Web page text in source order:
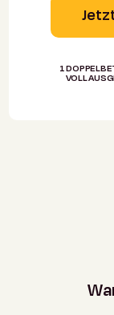
1
VOLL